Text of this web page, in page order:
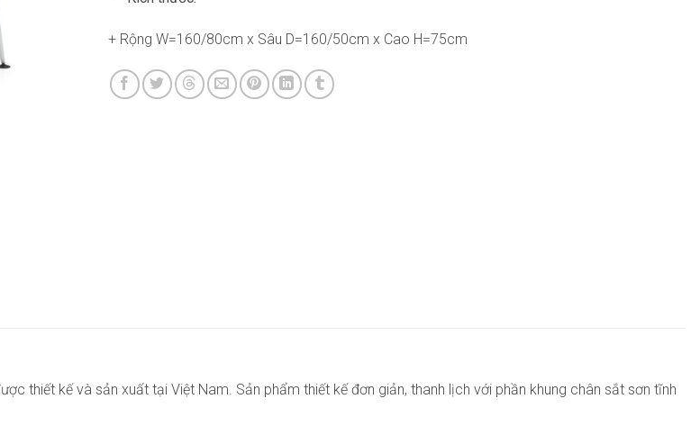
+ Rộng W=160/80cm x Sâu D=160/50cm x Cao H=75cm
thiết kế và sản xuất tại Việt Nam. Sản phẩm thiết kế đơn giản, thanh lịch với phần khung chân sắt sơn tĩnh